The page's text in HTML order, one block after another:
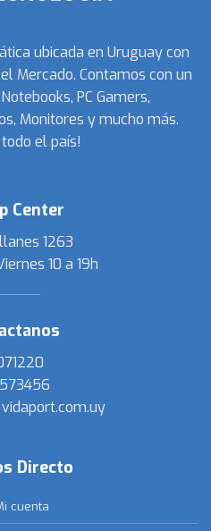
ubicada en Uruguay con
Mercado. Contamos con un
PC Gamers,
Monitores y mucho más.
todo el país!
Center
1263
10 a 19h
Directo
cuenta